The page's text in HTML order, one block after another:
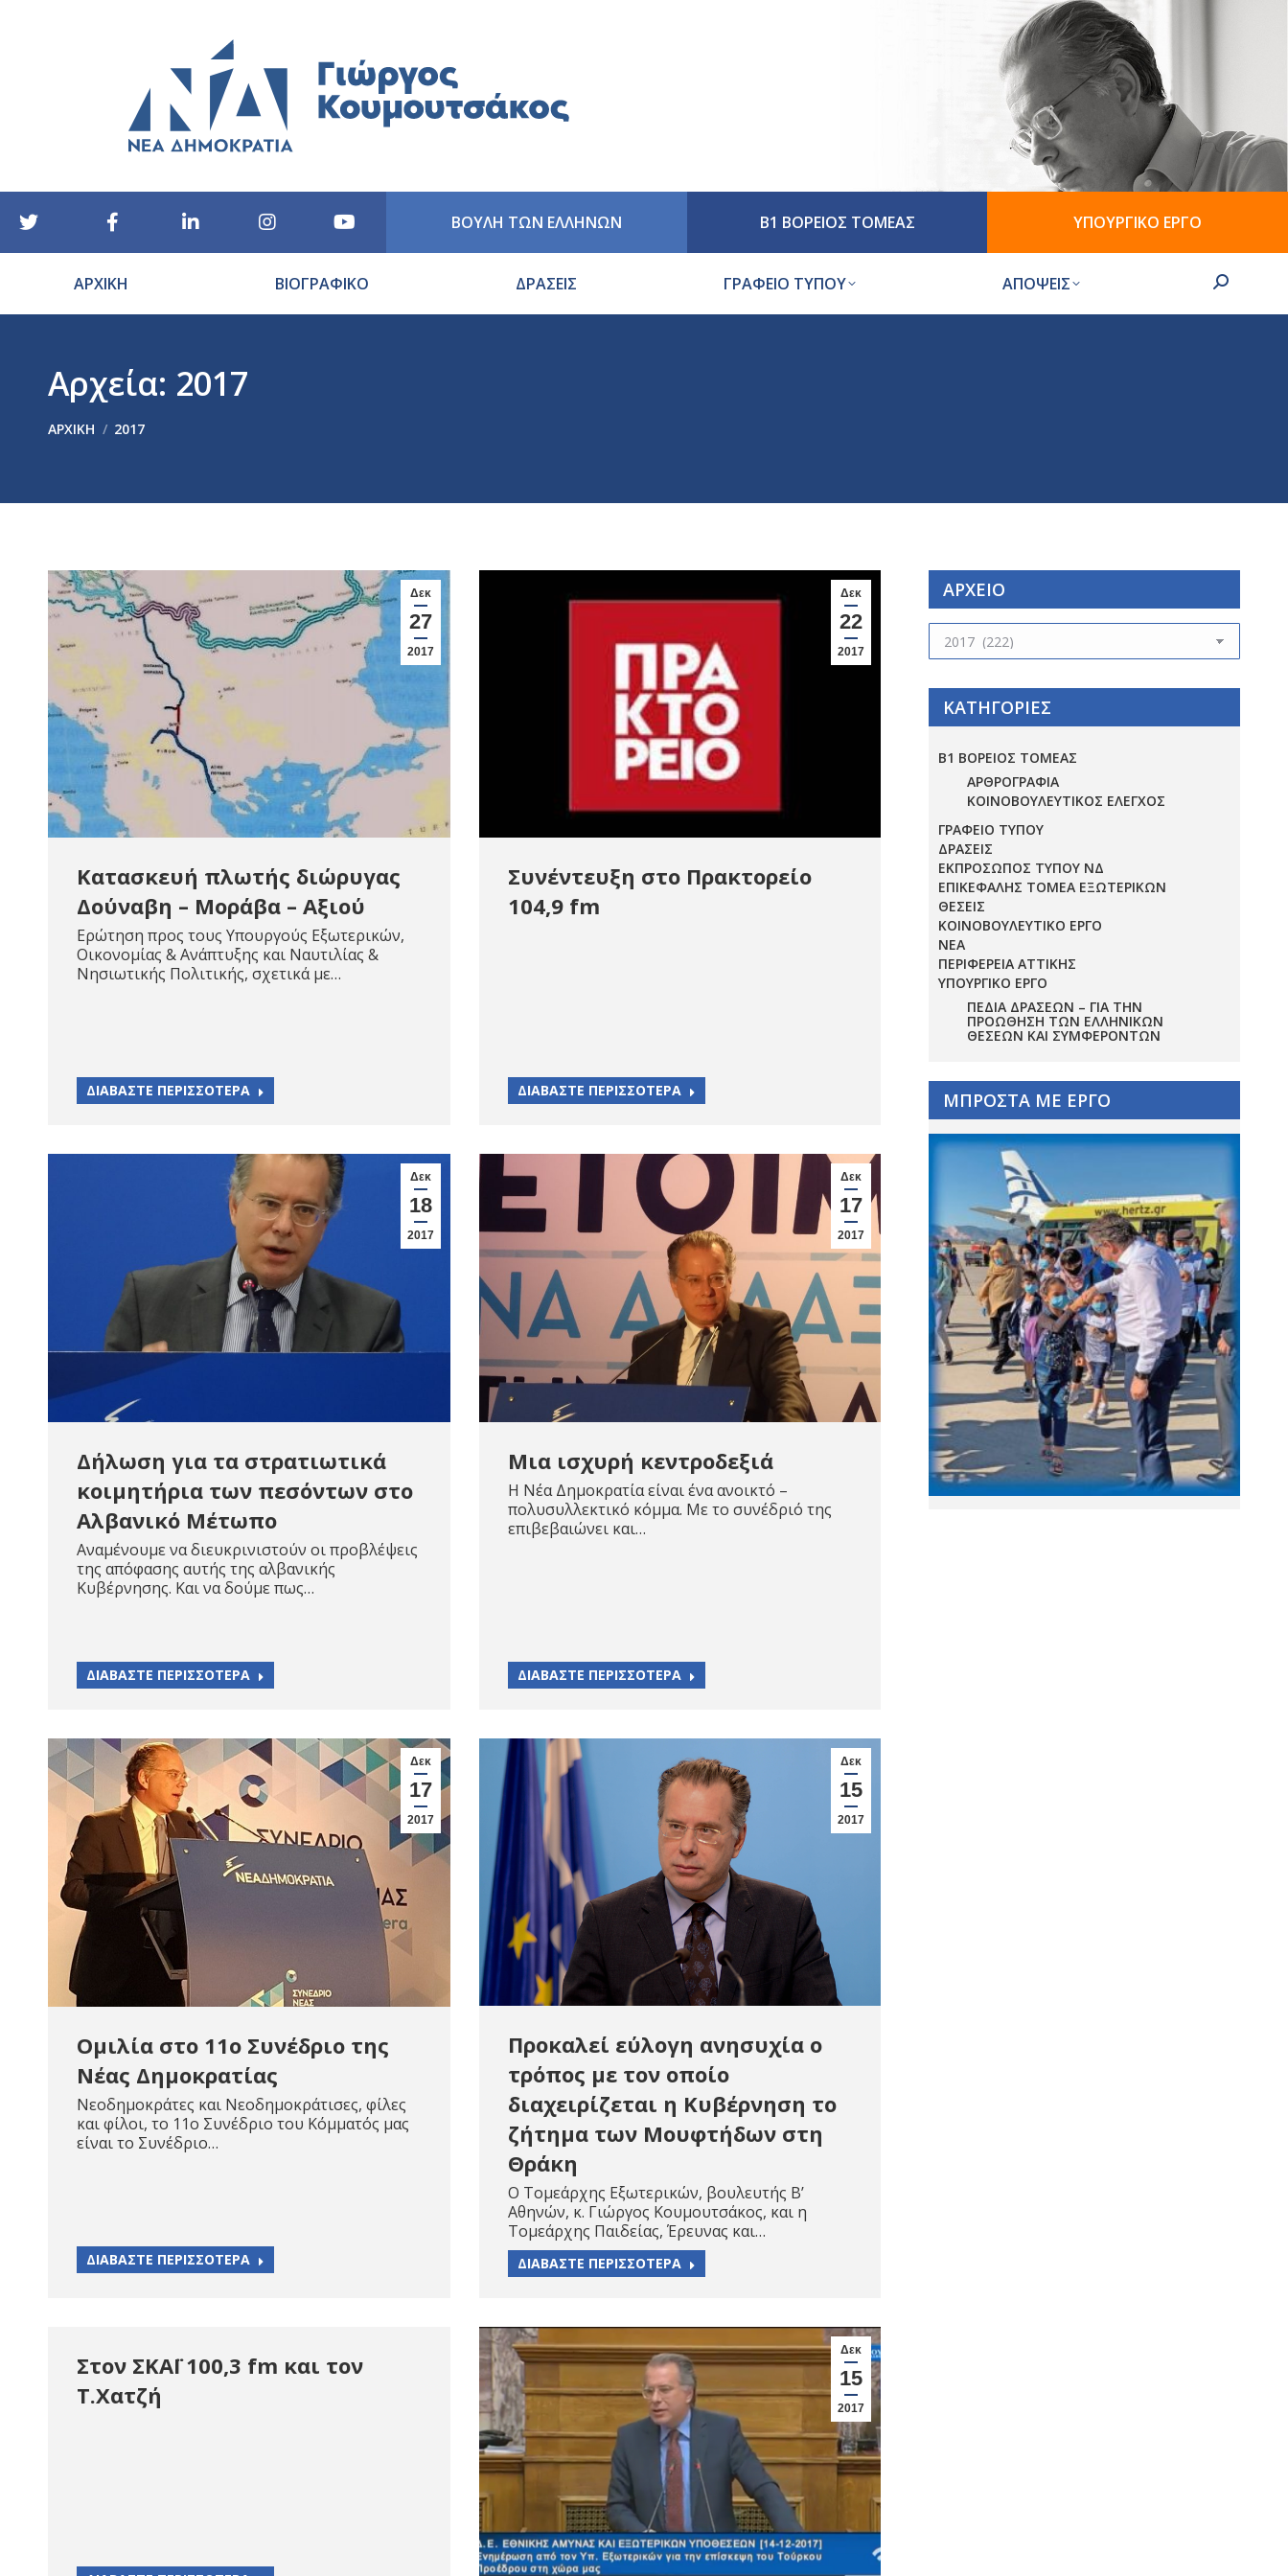
ΒΟΥΛΗ ΤΩΝ ΕΛΛΗΝΩΝ Β1 ΒΟΡΕΙΟΣ ΤΟΜΕΑΣ ΥΠΟΥΡΓΙΚΟ ΕΡΓΟ
ΑΡΧΙΚΗ ΒΙΟΓΡΑΦΙΚΟ ΔΡΑΣΕΙΣ ΓΡΑΦΕΙΟ ΤΥΠΟΥ ΑΠΟΨΕΙΣ Search:
Αρχεία: 2017
ΑΡΧΙΚΉ 2017
Δεκ
27
2017
Κατασκευή πλωτής διώρυγας
Δούναβη – Μοράβα – Αξιού
Ερώτηση προς τους Υπουργούς Εξωτερικών,
Οικονομίας & Ανάπτυξης και Ναυτιλίας &
Νησιωτικής Πολιτικής, σχετικά με…
ΔΙΑΒΑΣΤΕ ΠΕΡΙΣΣΟΤΕΡΑ
Δεκ
22
2017
Συνέντευξη στο Πρακτορείο
104,9 fm
ΔΙΑΒΑΣΤΕ ΠΕΡΙΣΣΟΤΕΡΑ
Δεκ
18
2017
Δήλωση για τα στρατιωτικά
κοιμητήρια των πεσόντων στο
Αλβανικό Μέτωπο
Αναμένουμε να διευκρινιστούν οι προβλέψεις
της απόφασης αυτής της αλβανικής
Κυβέρνησης. Και να δούμε πως…
ΔΙΑΒΑΣΤΕ ΠΕΡΙΣΣΟΤΕΡΑ
Δεκ
17
2017
Μια ισχυρή κεντροδεξιά
Η Νέα Δημοκρατία είναι ένα ανοικτό –
πολυσυλλεκτικό κόμμα. Με το συνέδριό της
επιβεβαιώνει και…
ΔΙΑΒΑΣΤΕ ΠΕΡΙΣΣΟΤΕΡΑ
Δεκ
17
2017
Ομιλία στο 11o Συνέδριο της
Νέας Δημοκρατίας
Νεοδημοκράτες και Νεοδημοκράτισες, φίλες
και φίλοι, το 11o Συνέδριο του Kόμματός μας
είναι το Συνέδριο…
ΔΙΑΒΑΣΤΕ ΠΕΡΙΣΣΟΤΕΡΑ
Δεκ
15
2017
Προκαλεί εύλογη ανησυχία ο
τρόπος με τον οποίο
διαχειρίζεται η Κυβέρνηση το
ζήτημα των Μουφτήδων στη
Θράκη
Ο Τομεάρχης Εξωτερικών, βουλευτής Β’
Αθηνών, κ. Γιώργος Κουμουτσάκος, και η
Τομεάρχης Παιδείας, Έρευνας και…
ΔΙΑΒΑΣΤΕ ΠΕΡΙΣΣΟΤΕΡΑ
Στον ΣΚΑΪ 100,3 fm και τον
Τ.Χατζή
Δεκ
15
2017
ΑΡΧΕΙΟ
ΑΡΧΕΙΟ
ΚΑΤΗΓΟΡΙΕΣ
Β1 ΒΟΡΕΙΟΣ ΤΟΜΕΑΣ
ΑΡΘΡΟΓΡΑΦΙΑ
ΚΟΙΝΟΒΟΥΛΕΥΤΙΚΟΣ ΕΛΕΓΧΟΣ
ΓΡΑΦΕΙΟ ΤΥΠΟΥ
ΔΡΑΣΕΙΣ
ΕΚΠΡΟΣΩΠΟΣ ΤΥΠΟΥ ΝΔ
ΕΠΙΚΕΦΑΛΗΣ ΤΟΜΕΑ ΕΞΩΤΕΡΙΚΩΝ
ΘΕΣΕΙΣ
ΚΟΙΝΟΒΟΥΛΕΥΤΙΚΟ ΕΡΓΟ
ΝΕΑ
ΠΕΡΙΦΕΡΕΙΑ ΑΤΤΙΚΗΣ
ΥΠΟΥΡΓΙΚΟ ΕΡΓΟ
ΠΕΔΊΑ ΔΡΆΣΕΩΝ – ΓΙΑ ΤΗΝ
ΠΡΟΏΘΗΣΗ ΤΩΝ ΕΛΛΗΝΙΚΏΝ
ΘΈΣΕΩΝ ΚΑΙ ΣΥΜΦΕΡΌΝΤΩΝ
ΜΠΡΟΣΤΑ ΜΕ ΕΡΓΟ